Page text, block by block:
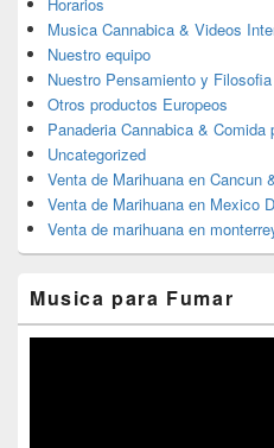
Musica Cannabica & Videos
Nuestro equipo
Nuestro Pensamiento y Filosofia
Otros productos Europeos
Panaderia Cannabica & Comida
Uncategorized
Venta de Marihuana en Cancun
Venta de Marihuana en Mexico
Venta de marihuana en
Musica para Fumar